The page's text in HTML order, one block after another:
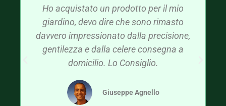
Ho acquistato un prodotto per il mio
giardino, devo dire che sono rimasto
davvero impressionato dalla precisione,
gentilezza e dalla celere consegna a
domicilio. Lo Consiglio.
Giuseppe Agnello